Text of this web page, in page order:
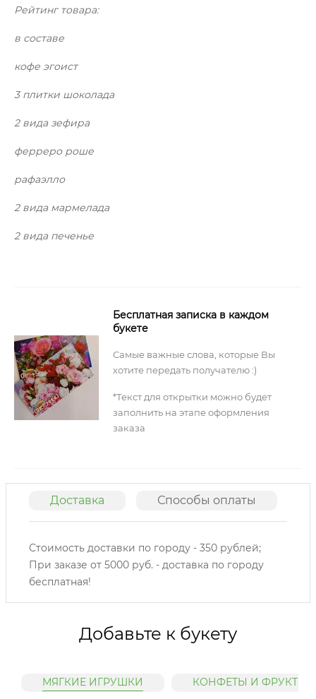
Рейтинг товара:
в составе
кофе эгоист
3 плитки шоколада
2 вида зефира
ферреро роше
рафаэлло
2 вида мармелада
2 вида печенье
Бесплатная записка в каждом
букете
Самые важные слова, которые Вы
хотите передать получателю :)
*Текст для открытки можно будет
заполнить на этапе оформления
заказа
Доставка Способы оплаты
Стоимость доставки по городу - 350 рублей;
При заказе от 5000 руб. - доставка по городу
бесплатная!
Добавьте к букету
МЯГКИЕ ИГРУШКИ КОНФЕТЫ И ФРУКТЫ